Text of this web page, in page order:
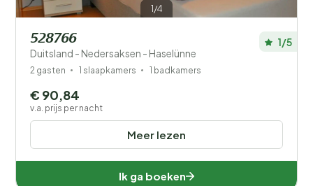
1/4
528766
Duitsland - Nedersaksen - Haselünne
1/5
2 gasten 1 slaapkamers 1 badkamers
Meer lezen
€ 90,84
v.a. prijs per nacht
Ik ga boeken